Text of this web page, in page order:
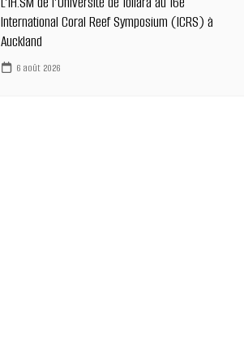
International Coral Reef Symposium (ICRS) à
Auckland
6 août 2026